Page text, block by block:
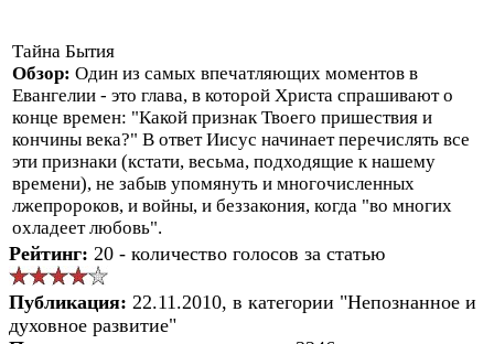
Тайна Бытия
Обзор: Один из самых впечатляющих моментов в
Евангелии - это глава, в которой Христа спрашивают о
конце времен: "Какой признак Твоего пришествия и
кончины века?" В ответ Иисус начинает перечислять все
эти признаки (кстати, весьма, подходящие к нашему
времени), не забыв упомянуть и многочисленных
лжепророков, и войны, и беззакония, когда "во многих
охладеет любовь".
Рейтинг: 20 - количество голосов за статью
Публикация: 22.11.2010, в категории "Непознанное и
духовное развитие"